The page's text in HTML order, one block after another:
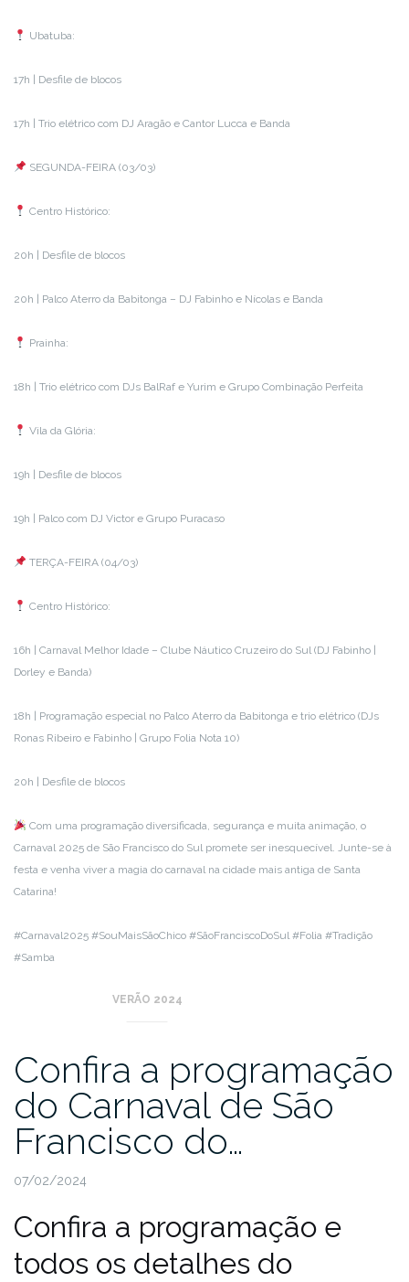
Ubatuba:
17h | Desfile de blocos
17h | Trio elétrico com DJ Aragão e Cantor Lucca e Banda
SEGUNDA-FEIRA (03/03)
Centro Histórico:
20h | Desfile de blocos
20h | Palco Aterro da Babitonga – DJ Fabinho e Nícolas e Banda
Prainha:
18h | Trio elétrico com DJs BalRaf e Yurim e Grupo Combinação Perfeita
Vila da Glória:
19h | Desfile de blocos
19h | Palco com DJ Victor e Grupo Puracaso
TERÇA-FEIRA (04/03)
Centro Histórico:
16h | Carnaval Melhor Idade – Clube Náutico Cruzeiro do Sul (DJ Fabinho |
Dorley e Banda)
18h | Programação especial no Palco Aterro da Babitonga e trio elétrico (DJs
Ronas Ribeiro e Fabinho | Grupo Folia Nota 10)
20h | Desfile de blocos
Com uma programação diversificada, segurança e muita animação, o
Carnaval 2025 de São Francisco do Sul promete ser inesquecível. Junte-se à
festa e venha viver a magia do carnaval na cidade mais antiga de Santa
Catarina!
#Carnaval2025 #SouMaisSãoChico #SãoFranciscoDoSul #Folia #Tradição
#Samba
VERÃO 2024
Confira a programação
do Carnaval de São
Francisco do…
07/02/2024
Confira a programação e
todos os detalhes do